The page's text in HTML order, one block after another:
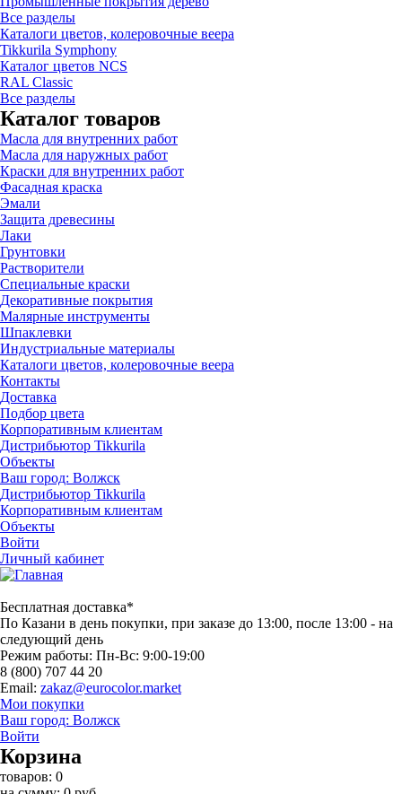
Все разделы
Каталоги цветов, колеровочные веера
Tikkurila Symphony
Каталог цветов NCS
RAL Classic
Все разделы
Каталог товаров
Масла для внутренних работ
Масла для наружных работ
Краски для внутренних работ
Фасадная краска
Эмали
Защита древесины
Лаки
Грунтовки
Растворители
Специальные краски
Декоративные покрытия
Малярные инструменты
Шпаклевки
Индустриальные материалы
Каталоги цветов, колеровочные веера
Контакты
Доставка
Подбор цвета
Корпоративным клиентам
Дистрибьютор Tikkurila
Объекты
Ваш город: Волжск
Дистрибьютор Tikkurila
Корпоративным клиентам
Объекты
Войти
Личный кабинет
Бесплатная доставка*
По Казани в день покупки, при заказе до 13:00, после 13:00 - на
следующий день
Режим работы: Пн-Вc: 9:00-19:00
8 (800) 707 44 20
Email: zakaz@eurocolor.market
Мои покупки
Ваш город: Волжск
Войти
Корзина
товаров: 0